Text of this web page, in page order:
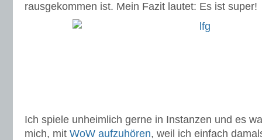
rausgekommen ist. Mein Fazit lautet: Es ist super!
Ich spiele unheimlich gerne in Instanzen und es
mich, mit WoW aufzuhören, weil ich einfach